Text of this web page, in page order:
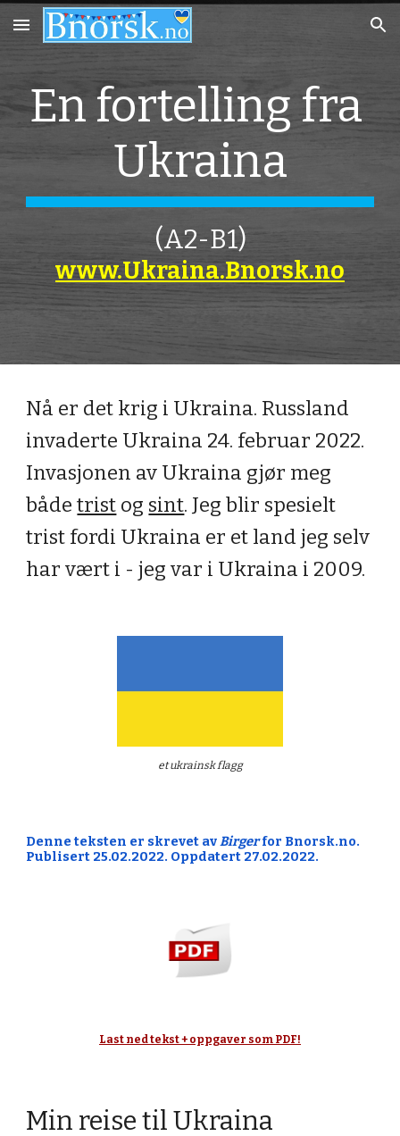
Skip to main content Skip to navigation
En fortelling fra
Ukraina
(A2-B1)
www.Ukraina.Bnorsk.no
Nå er det krig i Ukraina. Russland
invaderte Ukraina 24. februar 2022.
Invasjonen av Ukraina gjør meg
både trist og sint. Jeg blir spesielt
trist fordi Ukraina er et land jeg selv
har vært i - jeg var i Ukraina i 2009.
et ukrainsk flagg
Denne teksten er skrevet av Birger for Bnorsk.no.
Publisert 25.02.2022. Oppdatert 27.02.2022.
Last ned tekst + oppgaver som PDF!
Min reise til Ukraina